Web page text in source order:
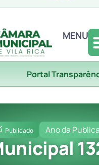
MENU
Portal
Publicado Ano da